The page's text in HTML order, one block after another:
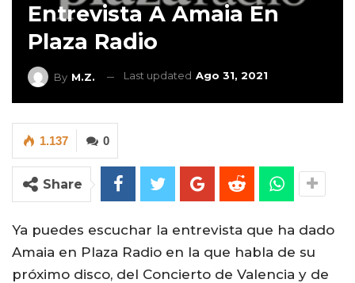
Entrevista A Amaia En
Plaza Radio
By M.Z. Last updated Ago 31, 2021
0
1.137
Share
Ya puedes escuchar la entrevista que ha dado
Amaia en Plaza Radio en la que habla de su
próximo disco, del Concierto de Valencia y de